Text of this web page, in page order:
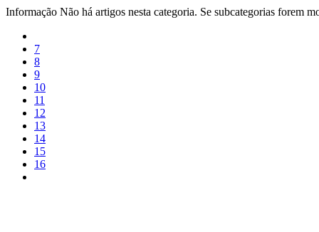
Informação Não há artigos nesta categoria. Se subcategorias forem
7
8
9
10
11
12
13
14
15
16